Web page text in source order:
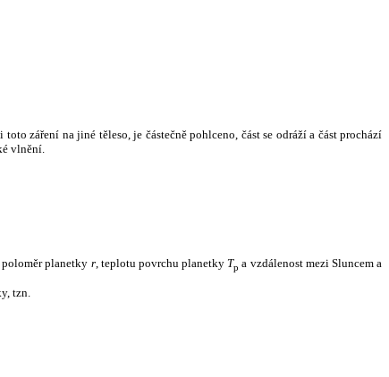
záření na jiné těleso, je částečně pohlceno, část se odráží a část prochází
vlnění.
planetky r, teplotu povrchu planetky Tp a vzdálenost mezi Sluncem a
tzn.